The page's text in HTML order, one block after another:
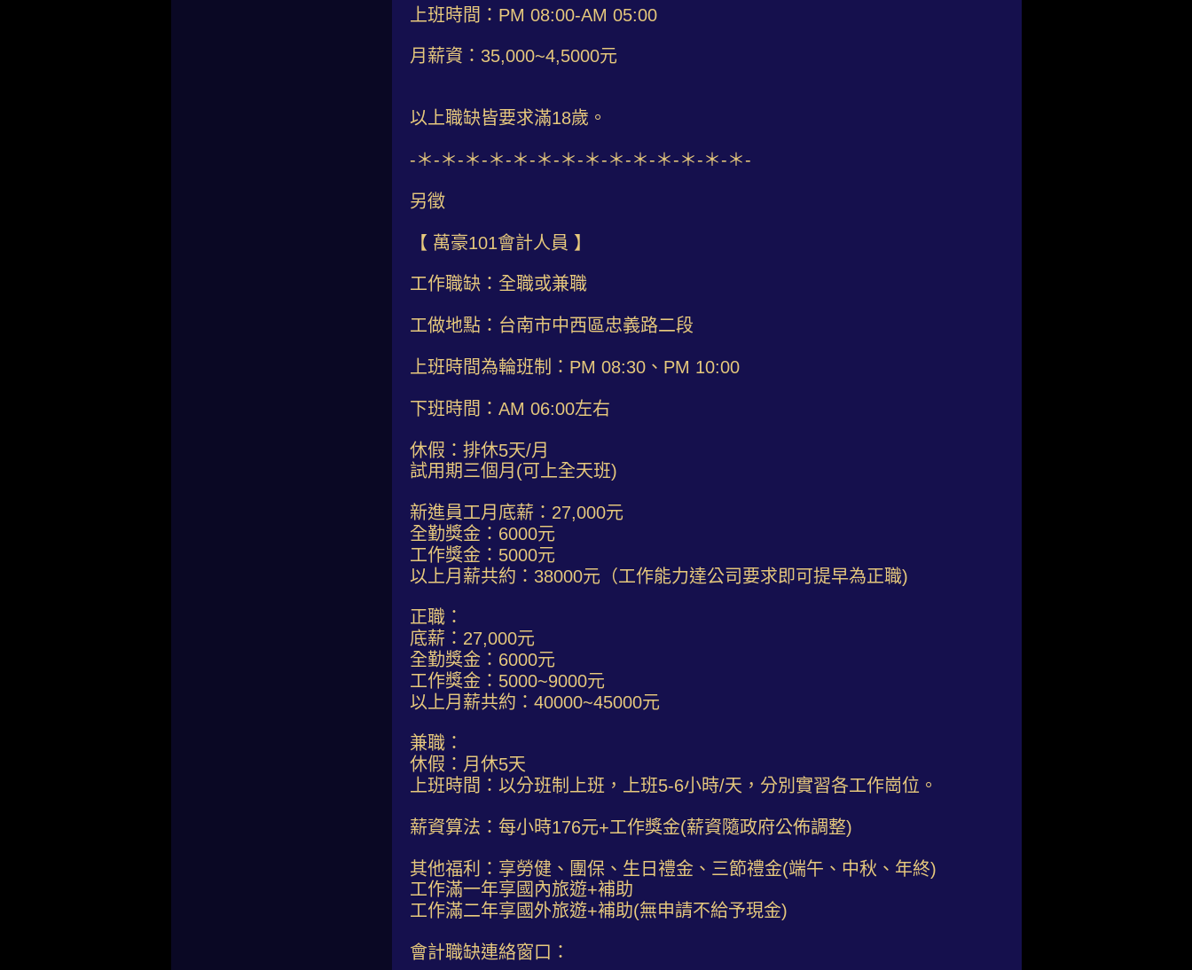
上班時間：PM 08:00-AM 05:00
月薪資：35,000~4,5000元
以上職缺皆要求滿18歲。
-＊-＊-＊-＊-＊-＊-＊-＊-＊-＊-＊-＊-＊-＊-
另徵
【 萬豪101會計人員 】
工作職缺：全職或兼職
工做地點：台南市中西區忠義路二段
上班時間為輪班制：PM 08:30、PM 10:00
下班時間：AM 06:00左右
休假：排休5天/月
試用期三個月(可上全天班)
新進員工月底薪：27,000元
全勤獎金：6000元
工作獎金：5000元
以上月薪共約：38000元（工作能力達公司要求即可提早為正職)
正職：
底薪：27,000元
全勤獎金：6000元
工作獎金：5000~9000元
以上月薪共約：40000~45000元
兼職：
休假：月休5天
上班時間：以分班制上班，上班5-6小時/天，分別實習各工作崗位。
薪資算法：每小時176元+工作獎金(薪資隨政府公佈調整)
其他福利：享勞健、團保、生日禮金、三節禮金(端午、中秋、年終)
工作滿一年享國內旅遊+補助
工作滿二年享國外旅遊+補助(無申請不給予現金)
會計職缺連絡窗口：